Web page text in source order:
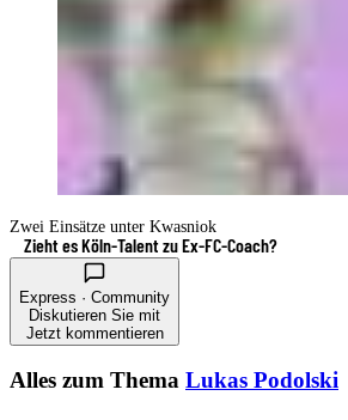
Zwei Einsätze unter Kwasniok
Zieht es Köln-Talent zu Ex-FC-Coach?
Express · Community
Diskutieren Sie mit
Jetzt kommentieren
Alles zum Thema Lukas Podolski